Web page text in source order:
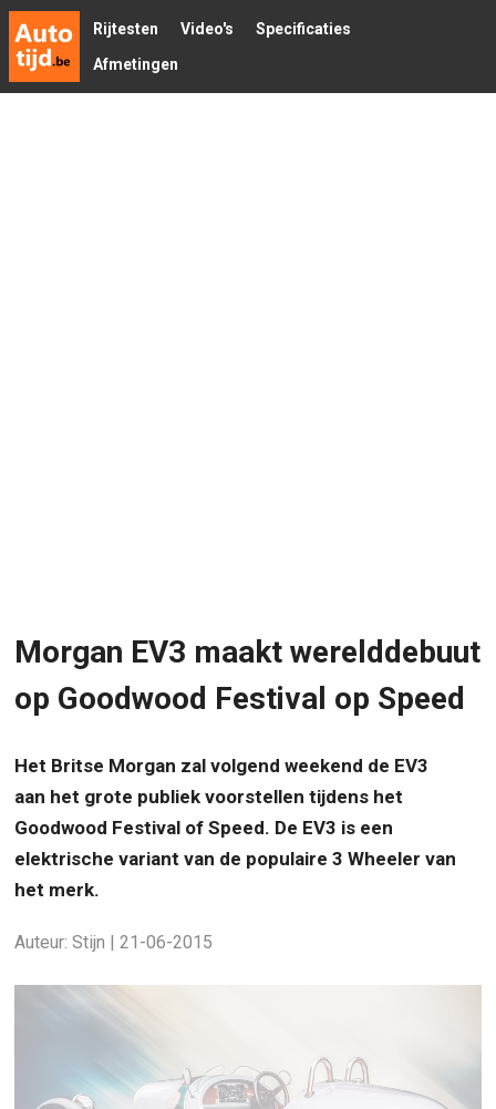
Rijtesten Video's
Specificaties
Afmetingen
Morgan EV3 maakt werelddebuut
op Goodwood Festival op Speed
Het Britse Morgan zal volgend weekend de EV3
aan het grote publiek voorstellen tijdens het
Goodwood Festival of Speed. De EV3 is een
elektrische variant van de populaire 3 Wheeler van
het merk.
Auteur: Stijn | 21-06-2015